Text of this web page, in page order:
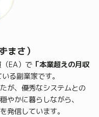
まさ）
EA）で 「本業超えの月収
る副業家です。
が、優秀なシステムとの
やかに暮らしながら、
発信しています。